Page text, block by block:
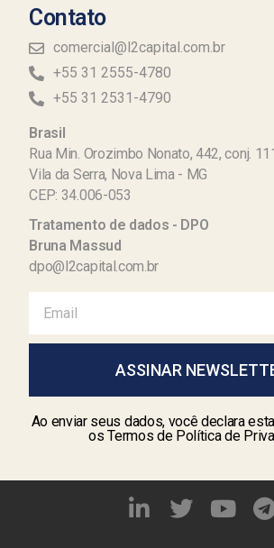
Contato
comercial@l2capital.com.br
+55 31 2555-4780
+55 31 2531-4790
Brasil
Rua Min. Orozimbo Nonato, 442, conj.
Vila da Serra, Nova Lima - MG
CEP: 34.006-053
Tratamento de dados - DPO
Bruna Massud
dpo@l2capital.com.br
ASSINAR
Ao enviar seus dados, você declara
os Termos de Política de